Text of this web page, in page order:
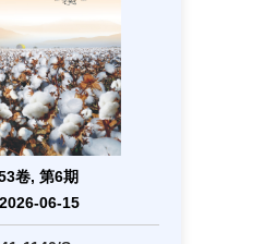
卷, 第6期
06-15